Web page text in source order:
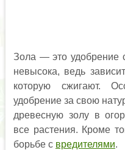
Зола — это удобрение
невысока, ведь
которую сжигают.
удобрение за свою
древесную золу в
все растения. Кроме
борьбе с вредителями.